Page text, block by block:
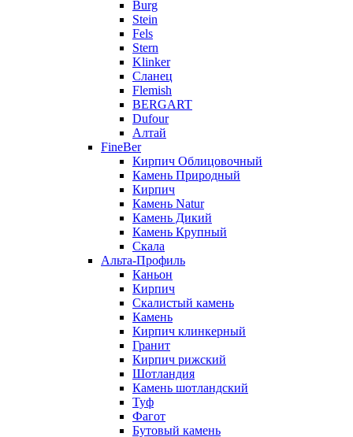
Burg
Stein
Fels
Stern
Klinker
Сланец
Flemish
BERGART
Dufour
Алтай
FineBer
Кирпич Облицовочный
Камень Природный
Кирпич
Камень Natur
Камень Дикий
Камень Крупный
Скала
Альта-Профиль
Каньон
Кирпич
Скалистый камень
Камень
Кирпич клинкерный
Гранит
Кирпич рижский
Шотландия
Камень шотландский
Туф
Фагот
Бутовый камень